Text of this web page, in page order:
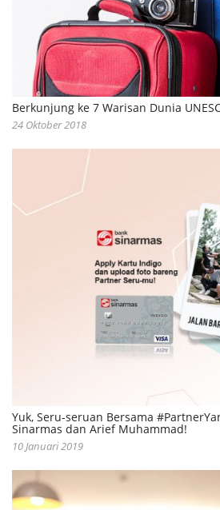
Berkunjung ke 7 Warisan Dunia
24 Oktober 2018
Yuk, Seru-seruan Bersama
Sinarmas dan Arief Muhammad!
10 Januari 2019